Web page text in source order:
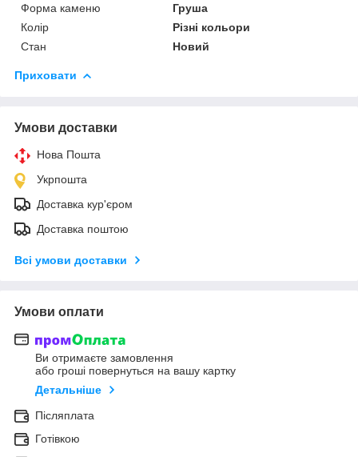
Форма каменю
Груша
Колір
Різні кольори
Стан
Новий
Приховати
Умови доставки
Нова Пошта
Укрпошта
Доставка кур'єром
Доставка поштою
Всі умови доставки
Умови оплати
Ви отримаєте замовлення
або гроші повернуться на вашу картку
Детальніше
Післяплата
Готівкою